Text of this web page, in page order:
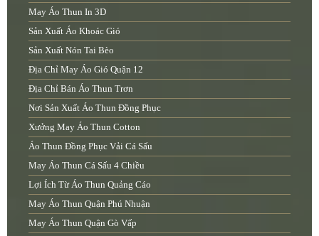
May Áo Thun In 3D
Sản Xuất Áo Khoác Gió
Sản Xuất Nón Tai Bèo
Địa Chỉ May Áo Gió Quận 12
Địa Chỉ Bán Áo Thun Trơn
Nơi Sản Xuất Áo Thun Đồng Phục
Xưởng May Áo Thun Cotton
Áo Thun Đồng Phục Vải Cá Sấu
May Áo Thun Cá Sấu 4 Chiều
Lợi Ích Từ Áo Thun Quảng Cáo
May Áo Thun Quận Phú Nhuận
May Áo Thun Quận Gò Vấp